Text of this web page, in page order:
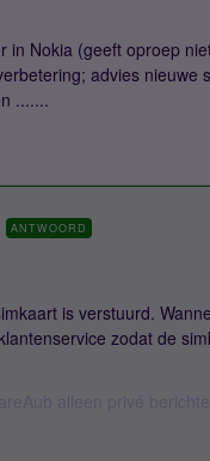
in Nokia (geeft oproep
advies nieuwe
.......
ANTWOORD
is verstuurd.
zodat de